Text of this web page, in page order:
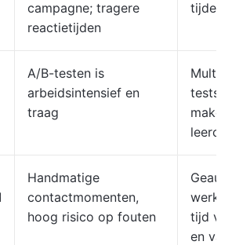
campagne; tragere
reactietijden
A/B-testen is
arbeidsintensief en
traag
tests
Handmatige
contactmomenten,
hoog risico op fouten
tijd
en